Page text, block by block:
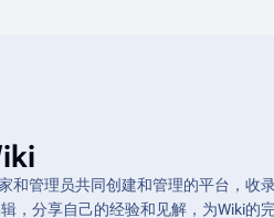
和管理员共同创建和管理的平台，收
，分享自己的经验和见解，为Wiki的